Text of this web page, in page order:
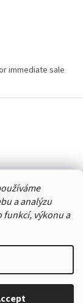
a analýzu
výkonu a
immediate sale
Edit cookie